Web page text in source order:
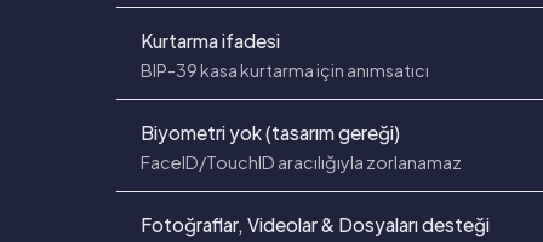
Kurtarma ifadesi
BIP-39 kasa kurtarma için anımsatıcı
Biyometri yok (tasarım gereği)
FaceID/TouchID aracılığıyla zorlanamaz
Fotoğraflar, Videolar & Dosyaları desteği